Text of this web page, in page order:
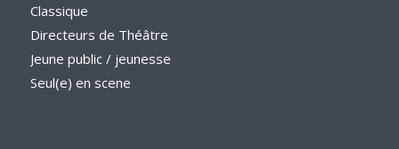
Classique
Directeurs de Théâtre
Jeune public / jeunesse
Seul(e) en scene